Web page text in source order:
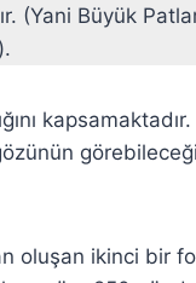
(Yani Büyük
oluşan ikinci bir